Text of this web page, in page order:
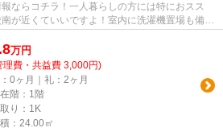
ならコチラ！一人暮らしの方には特におスス
が近くていいですよ！室内に洗濯機置場も備え
万円
理費・共益費 3,000円)
0ヶ月｜礼：2ヶ月
階：1階
り：1K
：24.00㎡